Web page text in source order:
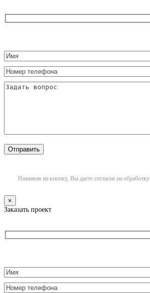
Нажимая на кнопку, Вы даете согласие на обработку
×
Заказать проект